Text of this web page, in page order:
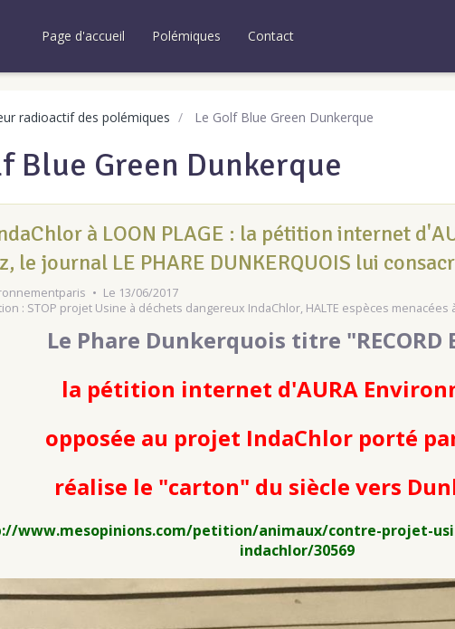
Page d'accueil Polémiques Contact
radioactif des polémiques Le Golf Blue Green Dunkerque
Blue Green Dunkerque
à LOON PLAGE : la pétition internet
le journal LE PHARE DUNKERQUOIS lui
Le 13/06/2017
: STOP projet Usine à déchets dangereux IndaChlor, HALTE espèces menacées
Le Phare Dunkerquois titre "RECORD
la pétition internet d'AURA
opposée au projet IndaChlor porté
réalise le "carton" du siècle vers
www.mesopinions.com/petition/animaux/contre-projet-
indachlor/30569